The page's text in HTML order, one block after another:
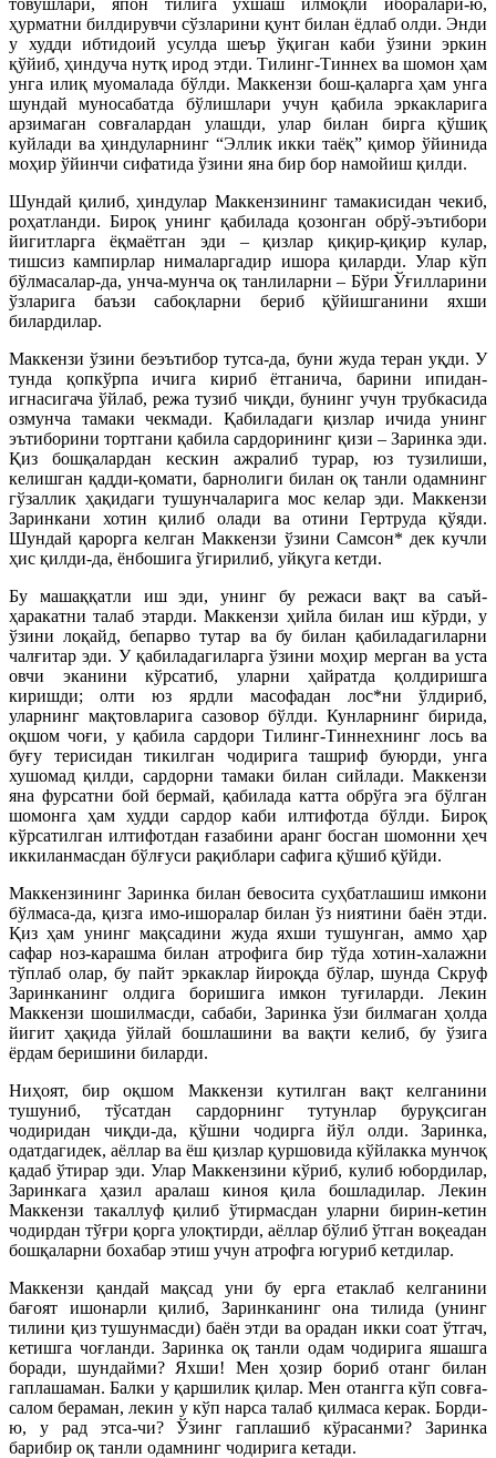
товушлари, япон тилига ўхшаш илмоқли иборалари-ю,
ҳурматни билдирувчи сўзларини қунт билан ёдлаб олди. Энди
у худди ибтидоий усулда шеър ўқиган каби ўзини эркин
қўйиб, ҳиндуча нутқ ирод этди. Тилинг-Тиннех ва шомон ҳам
унга илиқ муомалада бўлди. Маккензи бош-қаларга ҳам унга
шундай муносабатда бўлишлари учун қабила эркакларига
арзимаган совғалардан улашди, улар билан бирга қўшиқ
куйлади ва ҳиндуларнинг “Эллик икки таёқ” қимор ўйинида
моҳир ўйинчи сифатида ўзини яна бир бор намойиш қилди.
Шундай қилиб, ҳиндулар Маккензининг тамакисидан чекиб,
роҳатланди. Бироқ унинг қабилада қозонган обрў-эътибори
йигитларга ёқмаётган эди – қизлар қиқир-қиқир кулар,
тишсиз кампирлар нималаргадир ишора қиларди. Улар кўп
бўлмасалар-да, унча-мунча оқ танлиларни – Бўри Ўғилларини
ўзларига баъзи сабоқларни бериб қўйишганини яхши
билардилар.
Маккензи ўзини беэътибор тутса-да, буни жуда теран уқди. У
тунда қопкўрпа ичига кириб ётганича, барини ипидан-
игнасигача ўйлаб, режа тузиб чиқди, бунинг учун трубкасида
озмунча тамаки чекмади. Қабиладаги қизлар ичида унинг
эътиборини тортгани қабила сардорининг қизи – Заринка эди.
Қиз бошқалардан кескин ажралиб турар, юз тузилиши,
келишган қадди-қомати, барнолиги билан оқ танли одамнинг
гўзаллик ҳақидаги тушунчаларига мос келар эди. Маккензи
Заринкани хотин қилиб олади ва отини Гертруда қўяди.
Шундай қарорга келган Маккензи ўзини Самсон* дек кучли
ҳис қилди-да, ёнбошига ўгирилиб, уйқуга кетди.
Бу машаққатли иш эди, унинг бу режаси вақт ва саъй-
ҳаракатни талаб этарди. Маккензи ҳийла билан иш кўрди, у
ўзини лоқайд, бепарво тутар ва бу билан қабиладагиларни
чалғитар эди. У қабиладагиларга ўзини моҳир мерган ва уста
овчи эканини кўрсатиб, уларни ҳайратда қолдиришга
киришди; олти юз ярдли масофадан лос*ни ўлдириб,
уларнинг мақтовларига сазовор бўлди. Кунларнинг бирида,
оқшом чоғи, у қабила сардори Тилинг-Тиннехнинг лось ва
буғу терисидан тикилган чодирига ташриф буюрди, унга
хушомад қилди, сардорни тамаки билан сийлади. Маккензи
яна фурсатни бой бермай, қабилада катта обрўга эга бўлган
шомонга ҳам худди сардор каби илтифотда бўлди. Бироқ
кўрсатилган илтифотдан ғазабини аранг босган шомонни ҳеч
иккиланмасдан бўлғуси рақиблари сафига қўшиб қўйди.
Маккензининг Заринка билан бевосита суҳбатлашиш имкони
бўлмаса-да, қизга имо-ишоралар билан ўз ниятини баён этди.
Қиз ҳам унинг мақсадини жуда яхши тушунган, аммо ҳар
сафар ноз-карашма билан атрофига бир тўда хотин-халажни
тўплаб олар, бу пайт эркаклар йироқда бўлар, шунда Скруф
Заринканинг олдига боришига имкон туғиларди. Лекин
Маккензи шошилмасди, сабаби, Заринка ўзи билмаган ҳолда
йигит ҳақида ўйлай бошлашини ва вақти келиб, бу ўзига
ёрдам беришини биларди.
Ниҳоят, бир оқшом Маккензи кутилган вақт келганини
тушуниб, тўсатдан сардорнинг тутунлар буруқсиган
чодиридан чиқди-да, қўшни чодирга йўл олди. Заринка,
одатдагидек, аёллар ва ёш қизлар қуршовида кўйлакка мунчоқ
қадаб ўтирар эди. Улар Маккензини кўриб, кулиб юбордилар,
Заринкага ҳазил аралаш киноя қила бошладилар. Лекин
Маккензи такаллуф қилиб ўтирмасдан уларни бирин-кетин
чодирдан тўғри қорга улоқтирди, аёллар бўлиб ўтган воқеадан
бошқаларни бохабар этиш учун атрофга югуриб кетдилар.
Маккензи қандай мақсад уни бу ерга етаклаб келганини
бағоят ишонарли қилиб, Заринканинг она тилида (унинг
тилини қиз тушунмасди) баён этди ва орадан икки соат ўтгач,
кетишга чоғланди. Заринка оқ танли одам чодирига яшашга
боради, шундайми? Яхши! Мен ҳозир бориб отанг билан
гаплашаман. Балки у қаршилик қилар. Мен отангга кўп совға-
салом бераман, лекин у кўп нарса талаб қилмаса керак. Борди-
ю, у рад этса-чи? Ўзинг гаплашиб кўрасанми? Заринка
барибир оқ танли одамнинг чодирига кетади.